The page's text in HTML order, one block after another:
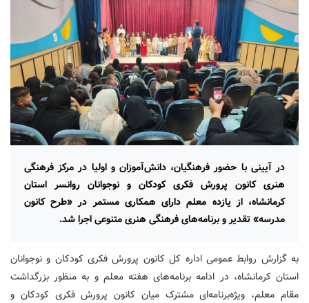
در آیینی با حضور فرهنگیان، دانش‌آموزان و اولیا در مرکز فرهنگی
هنری کانون پرورش فکری کودکان و نوجوانان روانسر استان
کرمانشاه، از یازده معلم دارای همکاری مستمر در «طرح کانون
مدرسه» تقدیر و برنامه‌های فرهنگی هنری متنوعی اجرا شد.
به گزارش روابط عمومی اداره کل کانون پرورش فکری کودکان و نوجوانان
استان کرمانشاه، در ادامه برنامه‌های هفته معلم و به منظور بزرگداشت
مقام معلم، ویژه‌برنامه‌ای مشترک میان کانون پرورش فکری کودکان و